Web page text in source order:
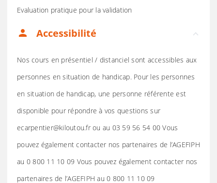
Evaluation pratique pour la validation
person Accessibilité
Nos cours en présentiel / distanciel sont accessibles aux
personnes en situation de handicap. Pour les personnes
en situation de handicap, une personne référente est
disponible pour répondre à vos questions sur
ecarpentier@kiloutou.fr ou au 03 59 56 54 00 Vous
pouvez également contacter nos partenaires de l’AGEFIPH
au 0 800 11 10 09 Vous pouvez également contacter nos
partenaires de l’AGEFIPH au 0 800 11 10 09